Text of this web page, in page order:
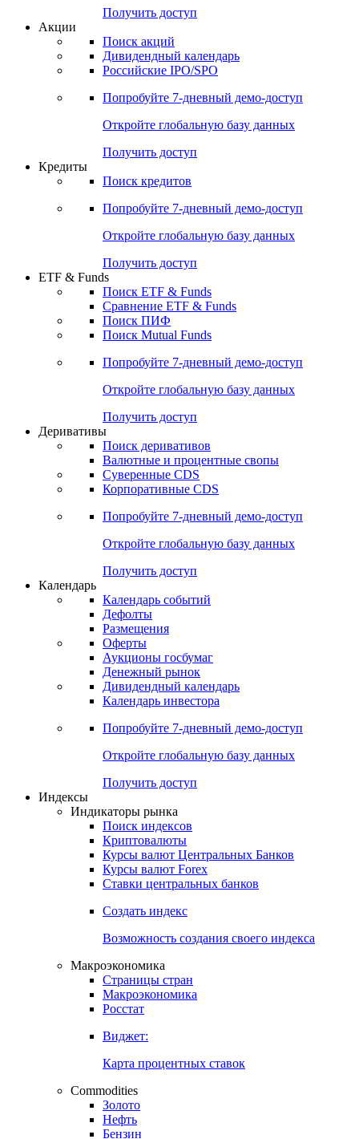
Попробуйте7-дневный
Откройте глобальную базу данных
Получить доступ
Поиск акций
Российские IPO/SPO
Попробуйте7-дневный
Откройте глобальную базу данных
Получить доступ
Поиск кредитов
Попробуйте7-дневный
Откройте глобальную базу данных
Получить доступ
ETF & Funds
Сравнение ETF & Funds
Поиск Mutual Funds
Попробуйте7-дневный
Откройте глобальную базу данных
Получить доступ
Деривативы
Валютные и процентные свопы
Корпоративные CDS
Попробуйте7-дневный
Откройте глобальную базу данных
Получить доступ
Календарь
Календарь событий
Дефолты
Размещения
Оферты
Денежный рынок
Календарь инвестора
Попробуйте7-дневный
Откройте глобальную базу данных
Получить доступ
Индикаторы рынка
Поиск индексов
Курсы валют Центральных Банков
Ставки центральных банков
Создать индекс
Возможность создания своего индекса
Страницы стран
Росстат
Виджет:
Карта процентных ставок